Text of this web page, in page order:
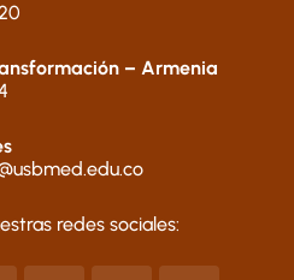
– Armenia
redes sociales: